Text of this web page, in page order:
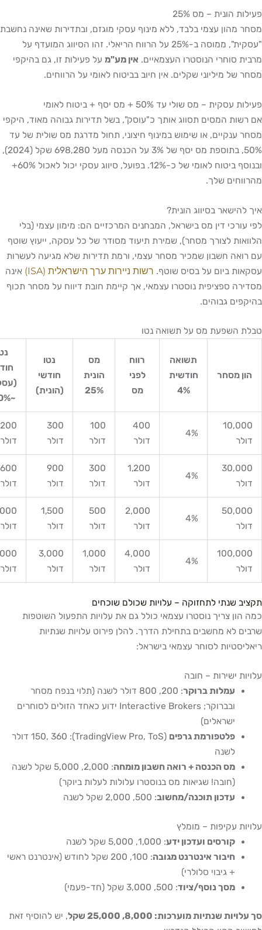
– מס 25%
עצמי בלבד, ללא מינוף עסקי מוגזם, ובתדירות שאינה נחשבת
"עסקית", ממוסה ב-25% על הרווח הריאלי. זהו הסיווג המועדף על
סוחרי הנוסטרו העצמאיים.אין מע"מ על פעילות זו, גם בהיקפי
מיליוני שקלים. אין חיוב בביטוח לאומי על הרווחים.
– מס שולי עד 50% + מס יסף + ביטוח לאומי
המסים תסווג אותך כ"עוסק", בשל תדירות גבוהה מאוד, היקפי
או שימוש במינוף חיצוני, תחול מדרגת מס שולית של עד
50%, בתוספת מס יסף של 3% על הכנסה מעל 698,280 שקל (2024),
ובנוסף ביטוח לאומי של כ-12%. בפועל, סיווג עסקי יכול לאכול 60%+
שלך.
בסיווג הונית?
דין מס בישראל, המבחנים המרכזיים הם: מימון עצמי (בלי
לצורך מסחר), שמירת תיעוד מסודר של כל עסקה, ייעוץ שוטף
חשבון שמכיר מסחר עצמי, ורמת תדירות שלא מגיעה לעשרות
ביום על בסיס שוטף.רשות ניירות ערך הישראלית (ISA)
אינה
ספציפית נוסטרו עצמאי, אך קיימת חובת דיווח על מסחר תכוף
גבוהים.
מס על תשואה נטו
מסחר
תשואה
חודשית
(הונית)
(עסקית
~50%)
300
2,000
500
1,000
4,000
1,000
3,000
2,000
שנתי לתחזוקה – עלויות שכולם שוכחים
צריך נוסטרו עצמאי כולל גם את עלויות התפעול השוטפות
לא מחשבים בתחילת הדרך. להלן פירוט עלויות שנתיות
לסוחר עצמאי בישראל:
ישירות – חובה
עמלות ברוקר
: 200, 800 דולר לשנה (תלוי בנפח מסחר
ובברוקר; Interactive Brokers ידוע כאחד הזולים לסוחרים
ישראלים)
פלטפורמת גרפים
(TradingView Pro, ToS): 150, 360 דולר
מס הכנסה + רואה חשבון מומחה
: 2,000, 5,000 שקל לשנה
(חובה! שגיאות מס בנוסטרו עלולות לעלות ביוקר)
עדכון תוכנה/מחשוב: 500, 2,000 שקל לשנה
עקיפות – מומלץ
קורסים ועדכון ידע: 1,000, 5,000 שקל לשנה
חיבור אינטרנט מגובה
: 100, 200 שקל לחודש (אינטרנט ראשי
+ גיבוי סלולרי)
מסך נוסף/ציוד: 500, 3,000 שקל (חד-פעמי)
שנתיות מוערכות: 8,000, 25,000 שקל
, יש להוסיף זאת